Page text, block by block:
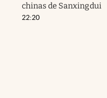
chinas de Sanxingdui
22:20